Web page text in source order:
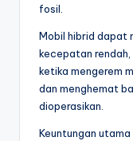
fosil.
Mobil hibrid dapat
kecepatan
ketika mengerem
dan menghemat
dioperasikan.
Keuntungan